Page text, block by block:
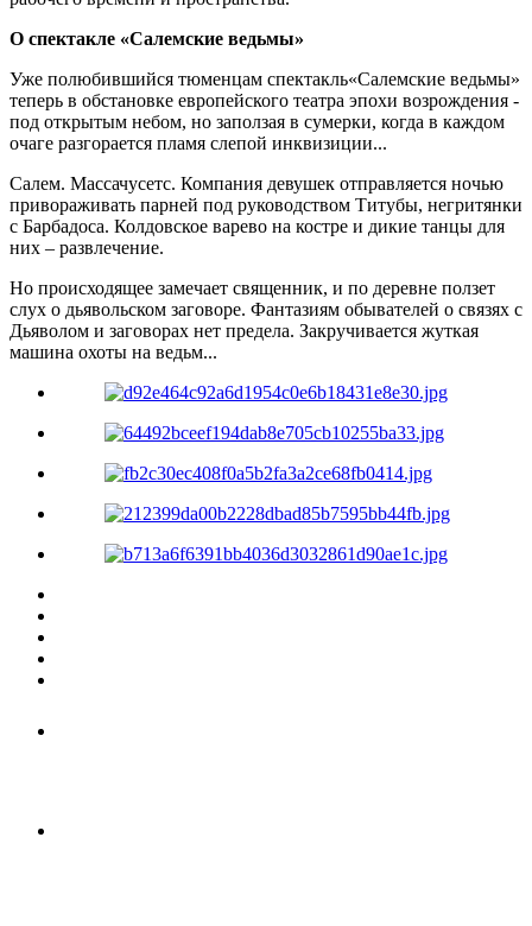
О спектакле «Салемские ведьмы»
Уже полюбившийся тюменцам спектакль«Салемские ведьмы»
теперь в обстановке европейского театра эпохи возрождения -
под открытым небом, но заползая в сумерки, когда в каждом
очаге разгорается пламя слепой инквизиции...
Салем. Массачусетс. Компания девушек отправляется ночью
привораживать парней под руководством Титубы, негритянки
с Барбадоса. Колдовское варево на костре и дикие танцы для
них – развлечение.
Но происходящее замечает священник, и по деревне ползет
слух о дьявольском заговоре. Фантазиям обывателей о связях с
Дьяволом и заговорах нет предела. Закручивается жуткая
машина охоты на ведьм...